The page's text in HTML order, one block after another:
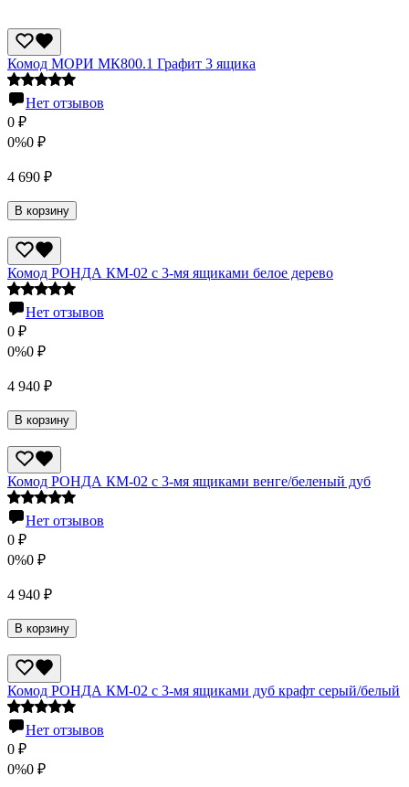
Комод МОРИ МК800.1 Графит 3 ящика
Нет отзывов
0 ₽
0%0 ₽
4 690 ₽
В корзину
Комод РОНДА КМ-02 с 3-мя ящиками белое дерево
Нет отзывов
0 ₽
0%0 ₽
4 940 ₽
В корзину
Комод РОНДА КМ-02 с 3-мя ящиками венге/беленый дуб
Нет отзывов
0 ₽
0%0 ₽
4 940 ₽
В корзину
Комод РОНДА КМ-02 с 3-мя ящиками дуб крафт серый/белый
Нет отзывов
0 ₽
0%0 ₽